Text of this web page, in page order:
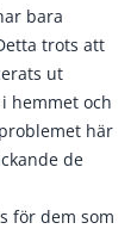
bara
trots att
ut
hemmet och
här
de
för dem som